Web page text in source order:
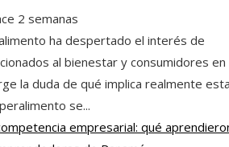
2 semanas
ha despertado el interés de
al bienestar y consumidores en
la duda de qué implica realmente
se...